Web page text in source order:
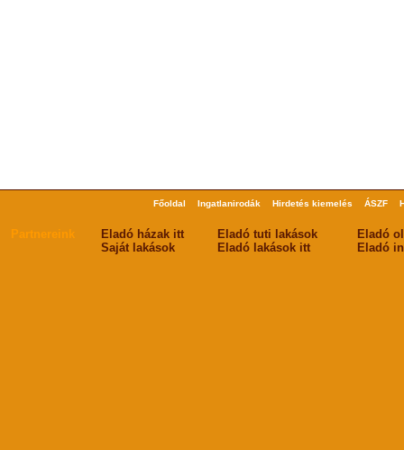
Főoldal Ingatlanirodák Hirdetés kiemelés ÁSZF
Partnereink Eladó házak itt Eladó tuti lakások
Eladó
Saját lakások
Eladó lakások itt Eladó